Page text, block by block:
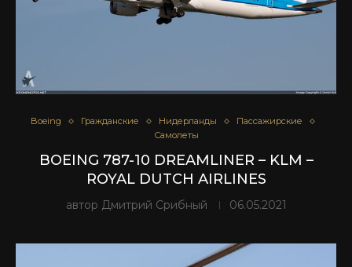
Boeing Гражданские Нидерланды
Пассажирские
Самолеты
BOEING 787-10 DREAMLINER – KLM –
ROYAL DUTCH AIRLINES
автор Дмитрий Срибный 06.05.2021